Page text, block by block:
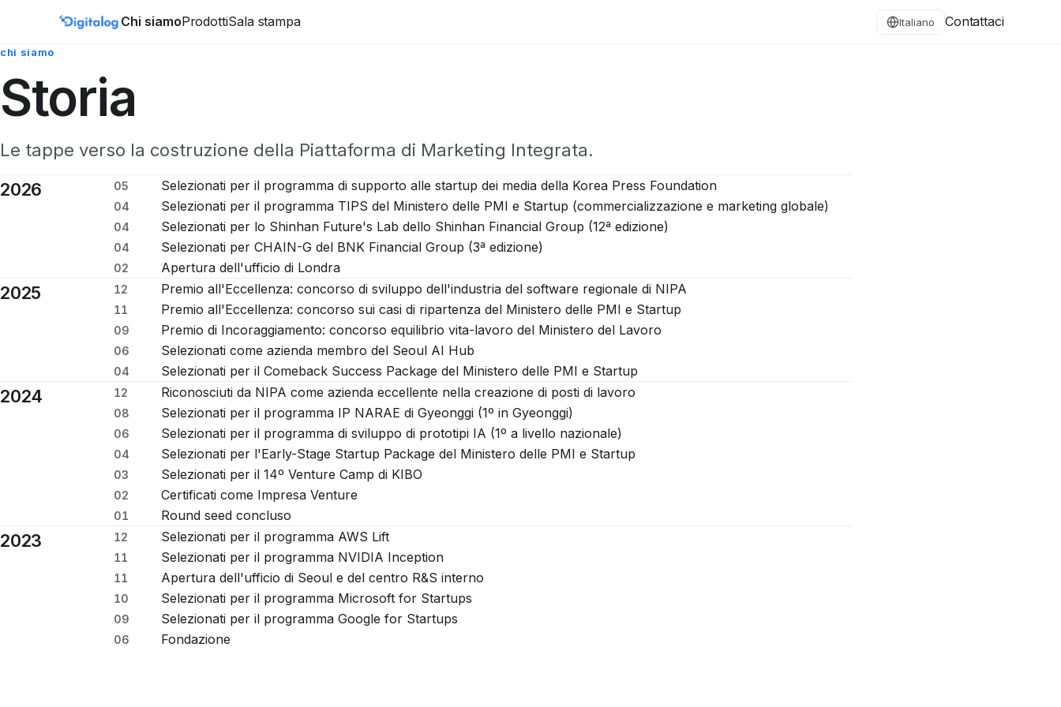
Vai al contenuto Chi siamoProdottiSala stampa Italiano Contattaci
chi siamo
Storia
Le tappe verso la costruzione della Piattaforma di Marketing Integrata.
2026
05 Selezionati per il programma di supporto alle startup dei media della Korea Press Foundation
04 Selezionati per il programma TIPS del Ministero delle PMI e Startup (commercializzazione e marketing globale)
04 Selezionati per lo Shinhan Future's Lab dello Shinhan Financial Group (12ª edizione)
04 Selezionati per CHAIN-G del BNK Financial Group (3ª edizione)
02 Apertura dell'ufficio di Londra
2025 12 Premio all'Eccellenza: concorso di sviluppo dell'industria del software regionale di NIPA
11 Premio all'Eccellenza: concorso sui casi di ripartenza del Ministero delle PMI e Startup
09 Premio di Incoraggiamento: concorso equilibrio vita-lavoro del Ministero del Lavoro
06 Selezionati come azienda membro del Seoul AI Hub
04 Selezionati per il Comeback Success Package del Ministero delle PMI e Startup
2024 12 Riconosciuti da NIPA come azienda eccellente nella creazione di posti di lavoro
08 Selezionati per il programma IP NARAE di Gyeonggi (1º in Gyeonggi)
06 Selezionati per il programma di sviluppo di prototipi IA (1º a livello nazionale)
04 Selezionati per l'Early-Stage Startup Package del Ministero delle PMI e Startup
03 Selezionati per il 14º Venture Camp di KIBO
02 Certificati come Impresa Venture
01 Round seed concluso
2023 12 Selezionati per il programma AWS Lift
11 Selezionati per il programma NVIDIA Inception
11 Apertura dell'ufficio di Seoul e del centro R&S interno
10 Selezionati per il programma Microsoft for Startups
09 Selezionati per il programma Google for Startups
06 Fondazione